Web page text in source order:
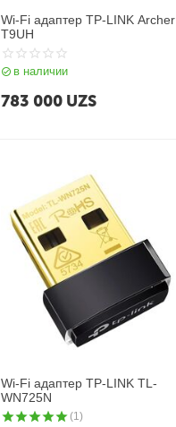
Wi-Fi адаптер TP-LINK Archer
T9UH
в наличии
783 000 UZS
Wi-Fi адаптер TP-LINK TL-
WN725N
(1)